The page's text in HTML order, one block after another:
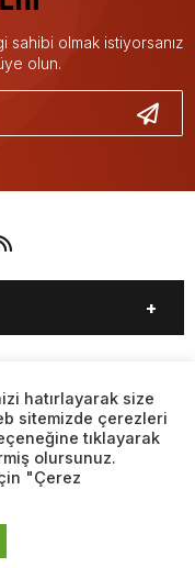
sahibi olmak istiyorsanız
olun.
SANAT
GALERİ
BORSA
TV
EKLE
OKU
izin alınmadan,
Kanuna aykırı ve
yayınlanamaz.
hatırlayarak size
sitemizde çerezleri
tıklayarak
olursunuz.
"Çerez